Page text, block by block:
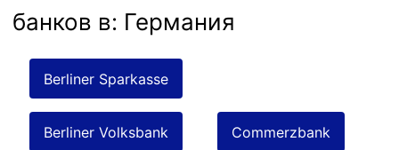
банков в: Германия
Berliner Sparkasse
Berliner Volksbank Commerzbank